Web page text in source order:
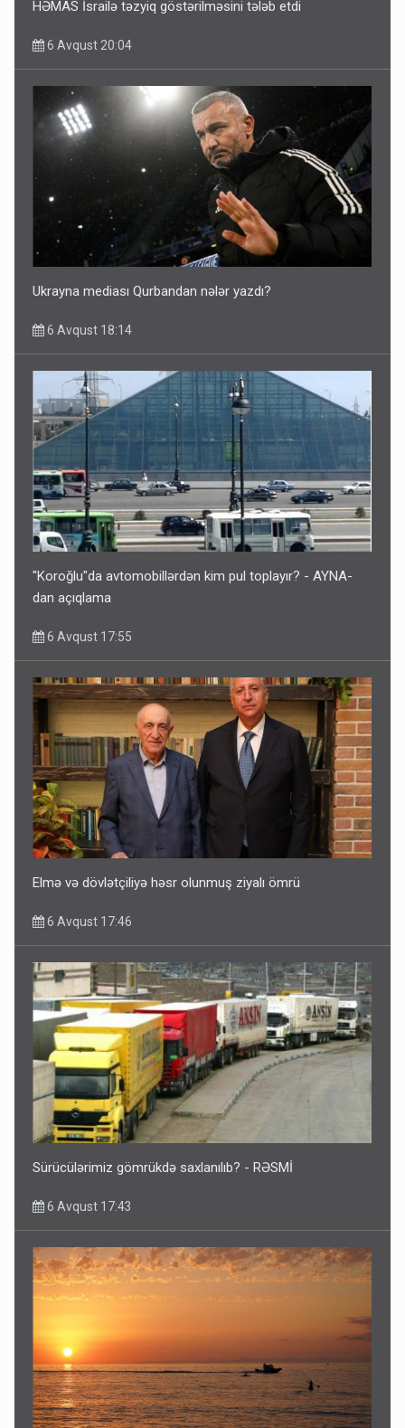
HƏMAS İsrailə təzyiq göstərilməsini tələb etdi
6 Avqust 20:04
Ukrayna mediası Qurbandan nələr yazdı?
6 Avqust 18:14
"Koroğlu"da avtomobillərdən kim pul toplayır? - AYNA-
dan açıqlama
6 Avqust 17:55
Elmə və dövlətçiliyə həsr olunmuş ziyalı ömrü
6 Avqust 17:46
Sürücülərimiz gömrükdə saxlanılıb? - RƏSMİ
6 Avqust 17:43